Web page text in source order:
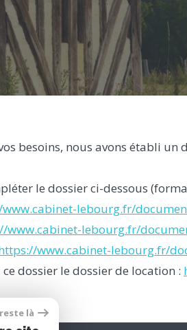
besoins, nous avons établi un
le dossier ci-dessous
lebourg.fr/
www.cabinet-lebourg.fr/
www.cabinet-lebourg.fr/
dossier le dossier de location :
là